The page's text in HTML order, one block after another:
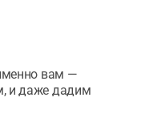
вам —
и даже дадим